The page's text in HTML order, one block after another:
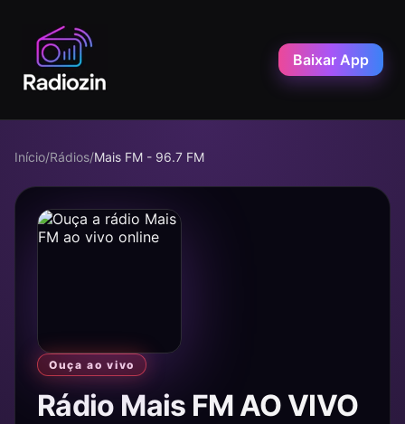
Baixar App
Início/Rádios/Mais FM - 96.7 FM
Ouça ao vivo
Rádio Mais FM AO VIVO